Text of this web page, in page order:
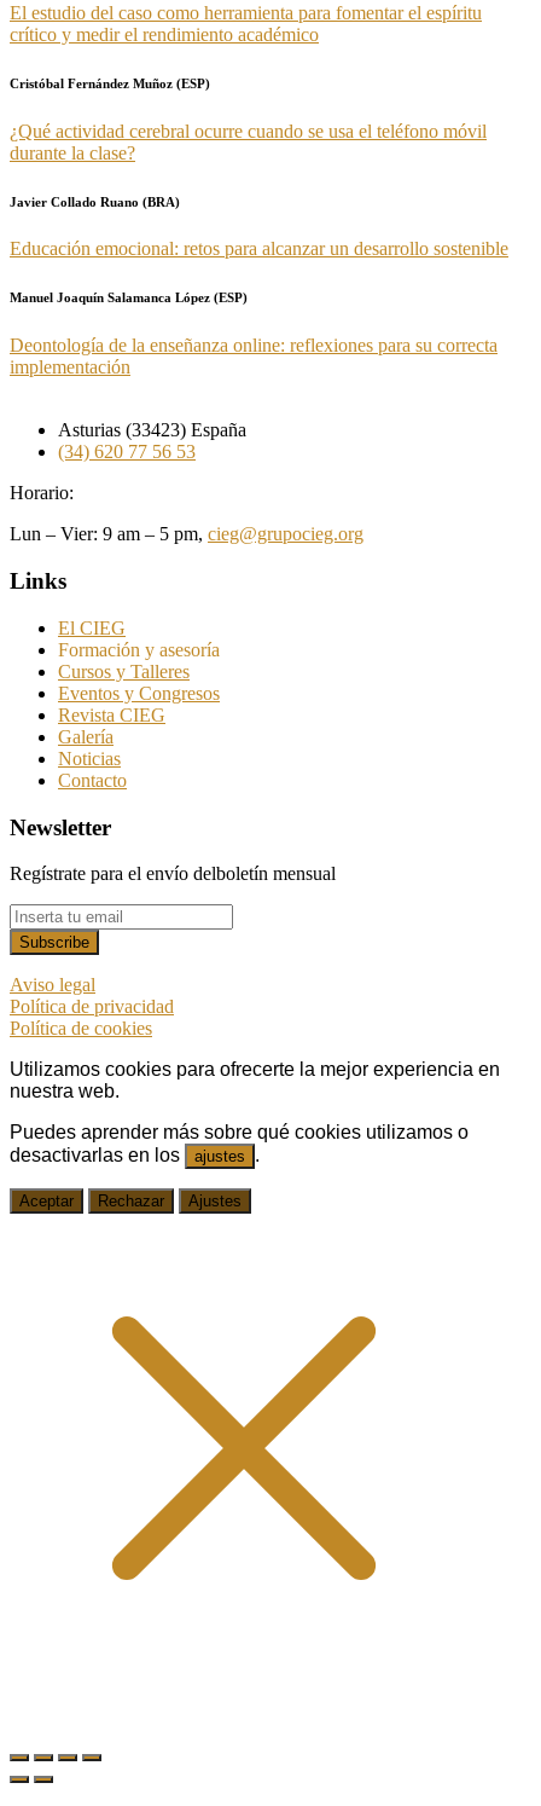
El estudio del caso como herramienta para fomentar el espíritu
crítico y medir el rendimiento académico
Cristóbal Fernández Muñoz (ESP)
¿Qué actividad cerebral ocurre cuando se usa el teléfono móvil
durante la clase?
Javier Collado Ruano (BRA)
Educación emocional: retos para alcanzar un desarrollo sostenible
Manuel Joaquín Salamanca López (ESP)
Deontología de la enseñanza online: reflexiones para su correcta
implementación
Asturias (33423) España
(34) 620 77 56 53
Horario:
Lun – Vier: 9 am – 5 pm, cieg@grupocieg.org
Links
El CIEG
Formación y asesoría
Cursos y Talleres
Eventos y Congresos
Revista CIEG
Galería
Noticias
Contacto
Newsletter
Regístrate para el envío delboletín mensual
Aviso legal
Política de privacidad
Política de cookies
Utilizamos cookies para ofrecerte la mejor experiencia en
nuestra web.
Puedes aprender más sobre qué cookies utilizamos o
desactivarlas en los
ajustes .
Aceptar Rechazar Ajustes